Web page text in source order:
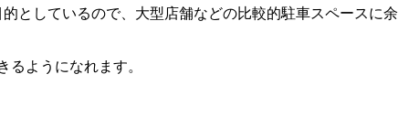
的としているので、大型店舗などの比較的駐車スペースに余
るようになれます。